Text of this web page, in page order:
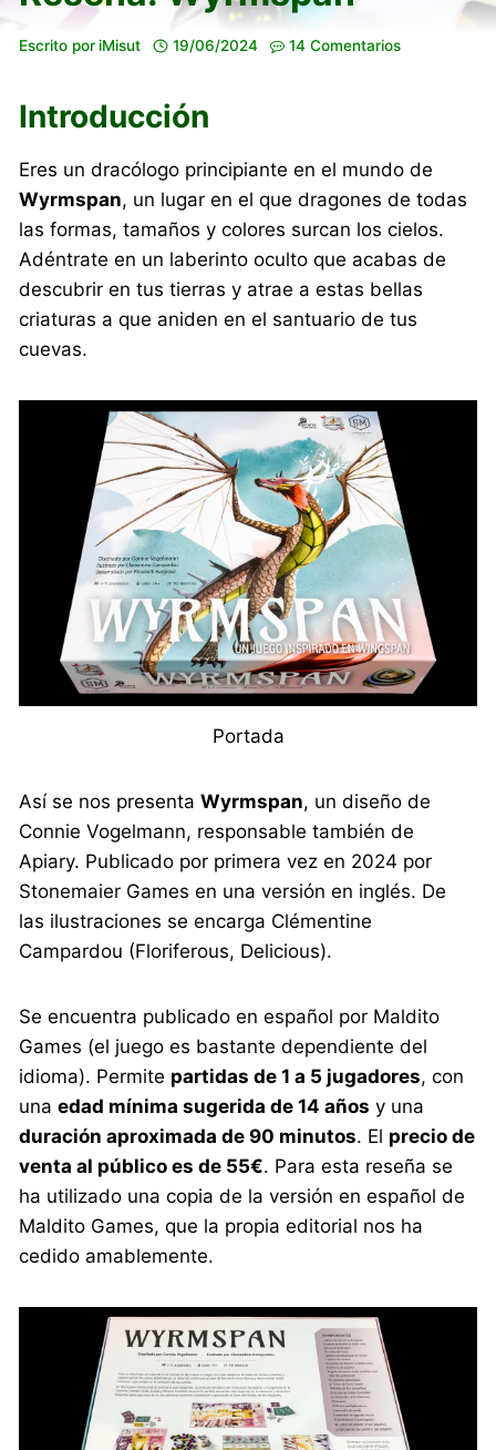
Escrito por iMisut 19/06/2024 14 Comentarios
Introducción
Eres un dracólogo principiante en el mundo de
Wyrmspan, un lugar en el que dragones de todas
las formas, tamaños y colores surcan los cielos.
Adéntrate en un laberinto oculto que acabas de
descubrir en tus tierras y atrae a estas bellas
criaturas a que aniden en el santuario de tus
cuevas.
Portada
Así se nos presentaWyrmspan, un diseño de
Connie Vogelmann, responsable también de
Apiary. Publicado por primera vez en 2024 por
Stonemaier Games en una versión en inglés. De
las ilustraciones se encarga Clémentine
Campardou (Floriferous, Delicious).
Se encuentra publicado en español por Maldito
Games (el juego es bastante dependiente del
idioma). Permite partidas de 1 a 5 jugadores, con
unaedad mínima sugerida de 14 años y una
duración aproximada de 90 minutos. El precio de
venta al público es de 55€. Para esta reseña se
ha utilizado una copia de la versión en español de
Maldito Games, que la propia editorial nos ha
cedido amablemente.